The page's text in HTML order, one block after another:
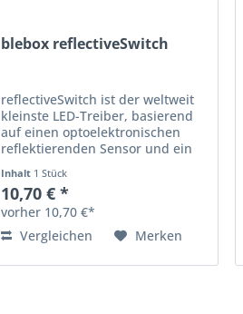
blebox reflectiveSwitch
reflectiveSwitch ist der weltweit
kleinste LED-Treiber, basierend
auf einen optoelektronischen
reflektierenden Sensor und ein
verantwortlich für die digitale
Signalverarbeitung ist. Nach
Verbindung mit den LED...
Inhalt 1 Stück
10,70 € *
vorher 10,70 €*
Vergleichen
Merken